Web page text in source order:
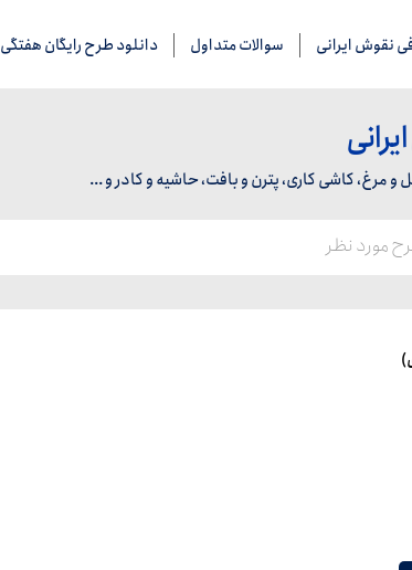
نقوش ایرانی سوالات متداول دانلود طرح رایگان هفتگی
مرغ، کاشی کاری، پترن و بافت، حاشیه و کادر و ...